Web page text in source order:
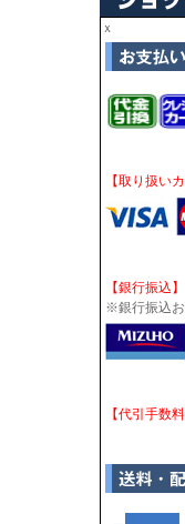
ｘ
【取り扱い
【銀行振込】
※銀行振込
【代引手数料